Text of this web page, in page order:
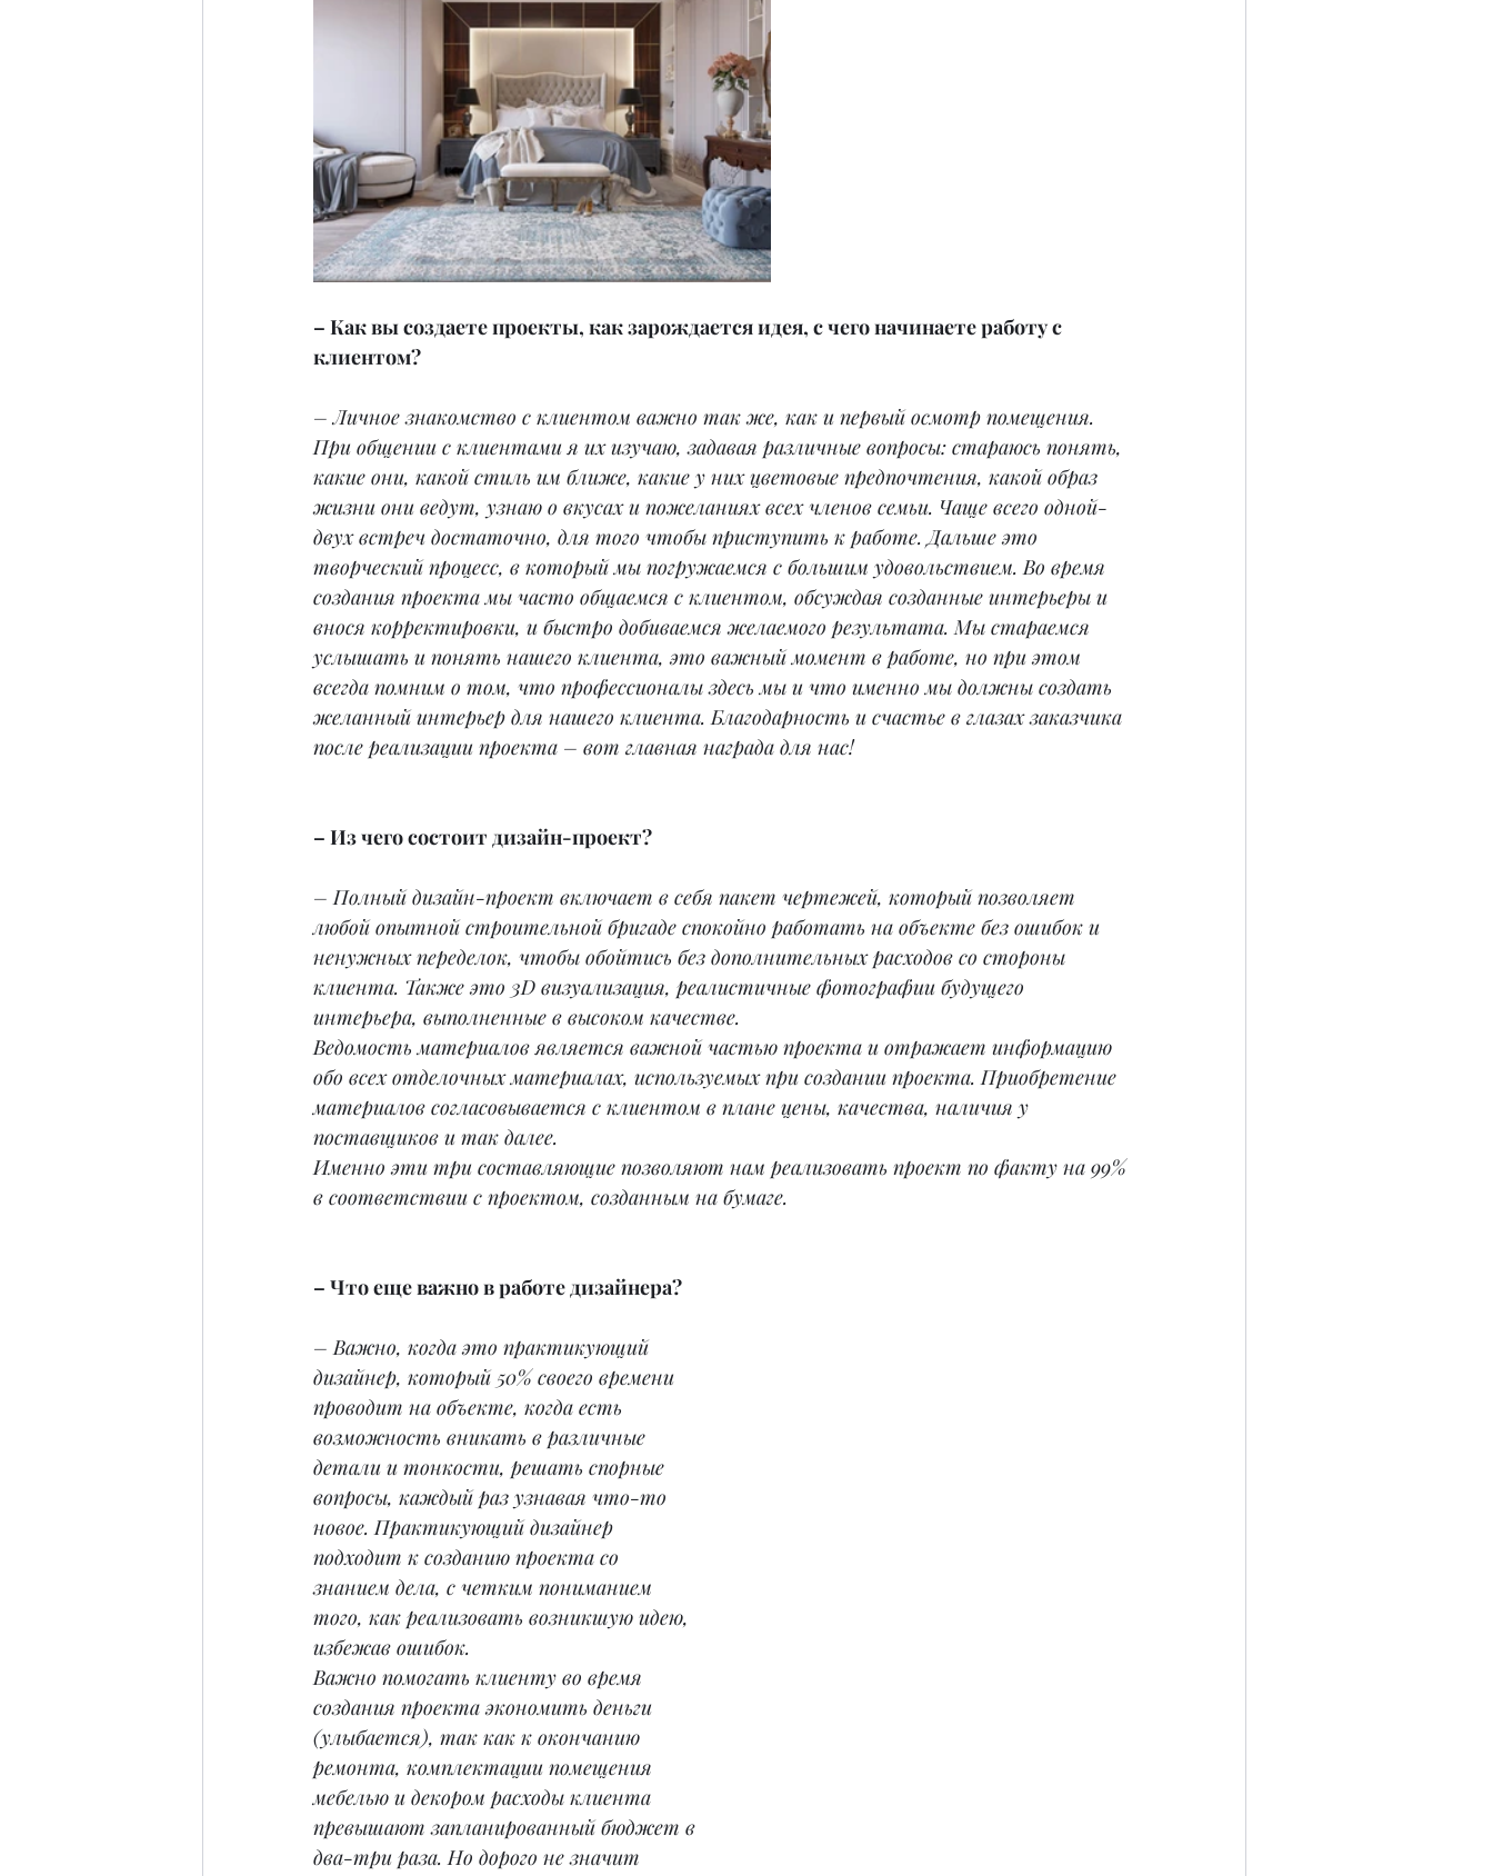
– Как вы создаете проекты, как зарождается идея, с чего начинаете работу с
клиентом?
– Личное знакомство с клиентом важно так же, как и первый осмотр помещения.
При общении с клиентами я их изучаю, задавая различные вопросы: стараюсь понять,
какие они, какой стиль им ближе, какие у них цветовые предпочтения, какой образ
жизни они ведут, узнаю о вкусах и пожеланиях всех членов семьи. Чаще всего одной-
двух встреч достаточно, для того чтобы приступить к работе. Дальше это
творческий процесс, в который мы погружаемся с большим удовольствием. Во время
создания проекта мы часто общаемся с клиентом, обсуждая созданные интерьеры и
внося корректировки, и быстро добиваемся желаемого результата. Мы стараемся
услышать и понять нашего клиента, это важный момент в работе, но при этом
всегда помним о том, что профессионалы здесь мы и что именно мы должны создать
желанный интерьер для нашего клиента. Благодарность и счастье в глазах заказчика
после реализации проекта – вот главная награда для нас!
– Из чего состоит дизайн-проект?
– Полный дизайн-проект включает в себя пакет чертежей, который позволяет
любой опытной строительной бригаде спокойно работать на объекте без ошибок и
ненужных переделок, чтобы обойтись без дополнительных расходов со стороны
клиента. Также это 3D визуализация, реалистичные фотографии будущего
интерьера, выполненные в высоком качестве.
Ведомость материалов является важной частью проекта и отражает информацию
обо всех отделочных материалах, используемых при создании проекта. Приобретение
материалов согласовывается с клиентом в плане цены, качества, наличия у
поставщиков и так далее.
Именно эти три составляющие позволяют нам реализовать проект по факту на 99%
в соответствии с проектом, созданным на бумаге.
– Что еще важно в работе дизайнера?
– Важно, когда это практикующий
дизайнер, который 50% своего времени
проводит на объекте, когда есть
возможность вникать в различные
детали и тонкости, решать спорные
вопросы, каждый раз узнавая что-то
новое. Практикующий дизайнер
подходит к созданию проекта со
знанием дела, с четким пониманием
того, как реализовать возникшую идею,
избежав ошибок.
Важно помогать клиенту во время
создания проекта экономить деньги
(улыбается), так как к окончанию
ремонта, комплектации помещения
мебелью и декором расходы клиента
превышают запланированный бюджет в
два-три раза. Но дорого не значит